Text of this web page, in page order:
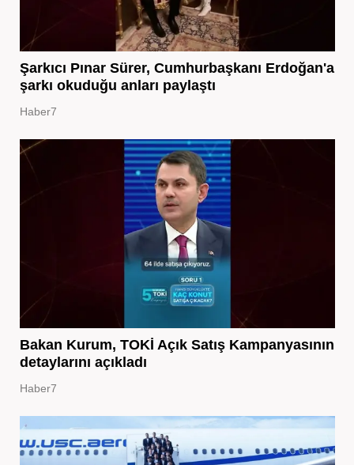
Şarkıcı Pınar Sürer, Cumhurbaşkanı Erdoğan'a
şarkı okuduğu anları paylaştı
Haber7
Bakan Kurum, TOKİ Açık Satış Kampanyasının
detaylarını açıkladı
Haber7